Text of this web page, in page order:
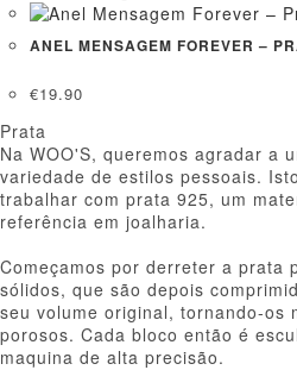
ANEL MENSAGEM FOREVER –
€19.90
Prata
Na WOO'S, queremos agradar a
variedade de estilos pessoais.
trabalhar com prata 925, um
referência em joalharia.
Começamos por derreter a prata
sólidos, que são depois
seu volume original, tornando-os
porosos. Cada bloco então é
maquina de alta precisão.